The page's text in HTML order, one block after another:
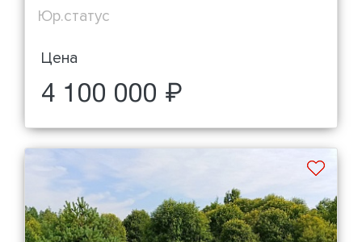
Юр.статус
Цена
4 100 000 ₽